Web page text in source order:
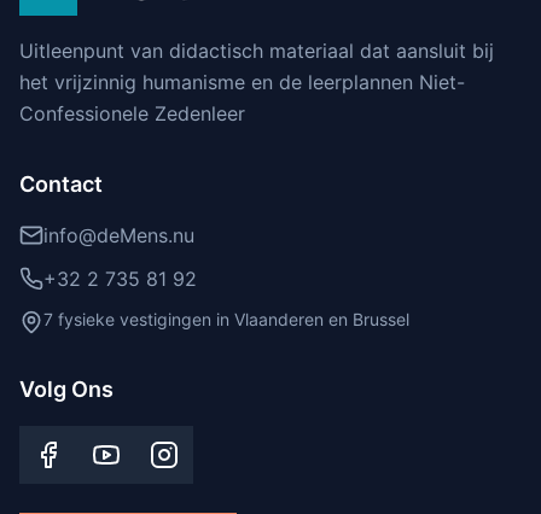
Uitleenpunt van didactisch materiaal dat aansluit bij
het vrijzinnig humanisme en de leerplannen Niet-
Confessionele Zedenleer
Contact
info@deMens.nu
+32 2 735 81 92
7 fysieke vestigingen in Vlaanderen en Brussel
Volg Ons